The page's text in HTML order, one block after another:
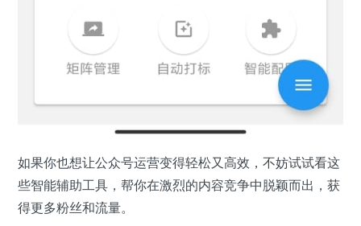
如果你也想让公众号运营变得轻松又高效，不妨试试看这
些智能辅助工具，帮你在激烈的内容竞争中脱颖而出，获
得更多粉丝和流量。